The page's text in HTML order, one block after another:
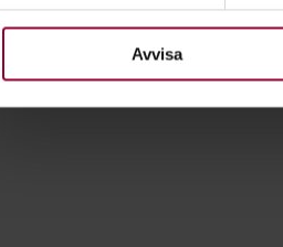
För att du ska få en så bra
Avvisa